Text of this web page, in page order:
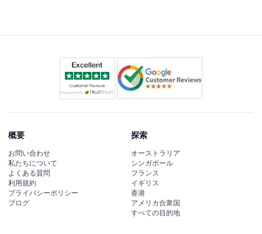
概要
お問い合わせ
私たちについて
よくある質問
利用規約
プライバシーポリシー
ブログ
探索
オーストラリア
シンガポール
フランス
イギリス
香港
アメリカ合衆国
すべての目的地